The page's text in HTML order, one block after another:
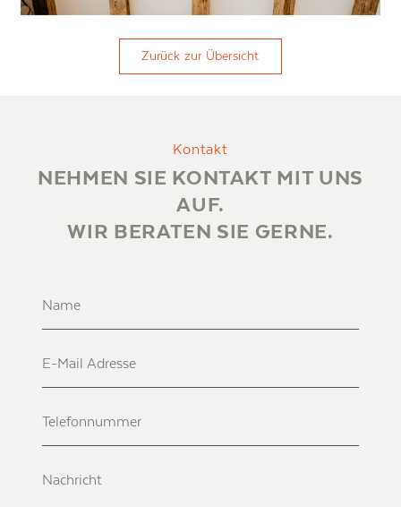
Zurück zur Übersicht
Kontakt
NEHMEN SIE KONTAKT MIT UNS
AUF.
WIR BERATEN SIE GERNE.